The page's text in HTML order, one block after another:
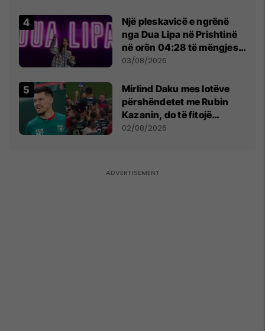
Një pleskavicë e ngrënë
nga Dua Lipa në Prishtinë
në orën 04:28 të mëngjesit
- dhe bota digjitale serbe
03/08/2026
Mirlind Daku mes lotëve
përshëndetet me Rubin
Kazanin, do të fitojë
miliona te Spartak Moska
02/08/2026